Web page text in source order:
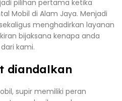
pilihan pertama ketika
Mobil di Alam Jaya. Menjadi
menghadirkan layanan
bijaksana kenapa anda
kami.
diandalkan
supir memiliki peran